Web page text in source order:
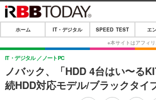
ホーム
IT・デジタル
IT・デジタルTOP ス
ガ
SPEED TEST
ホーム IT・デジタル SPEED TEST エ
ノバック、「HDD 4台はい〜る
続HDD対応モデル/ブラックタイ
IT・デジタル ノートPC